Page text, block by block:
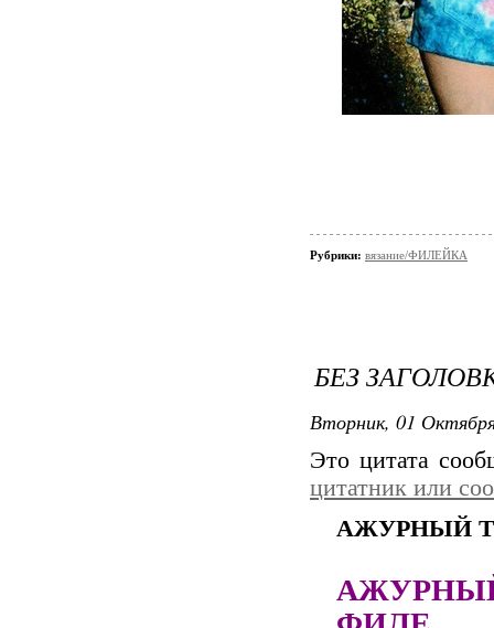
Рубрики: вязание/ФИЛЕЙКА
БЕЗ
Вторник, 01
Это цитата
цитатник или
АЖУРНЫЙ